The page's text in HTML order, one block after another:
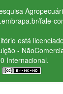
fale-
está
-
Internacional.